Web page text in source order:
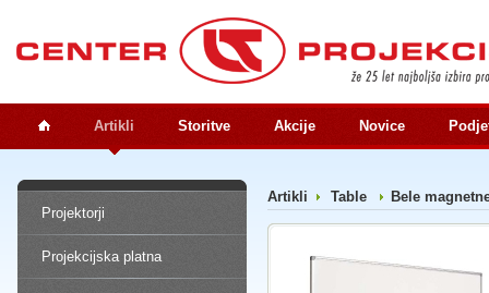
Artikli Storitve Akcije Novice
Projektorji
Projekcijska platna
Artikli Table Bele